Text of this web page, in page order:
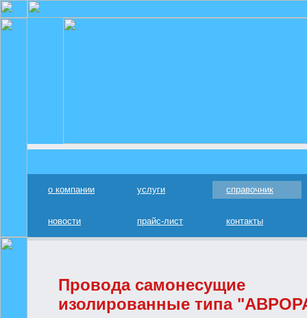
о компании услуги справочник
новости прайс-лист контакты
Провода самонесущие
изолированные типа